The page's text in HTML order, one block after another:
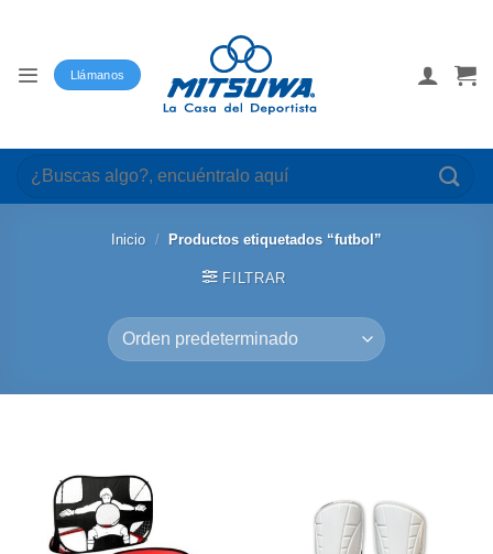
Llámanos
Buscar
por:
Inicio / Productos etiquetados “futbol”
FILTRAR